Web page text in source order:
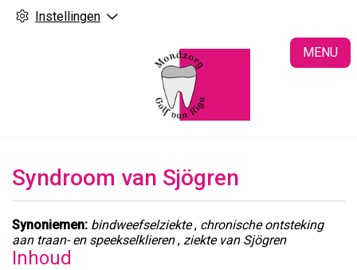
Instellingen
MENU
Syndroom van Sjögren
Synoniemen: bindweefselziekte, chronische ontsteking
aan traan- en speekselklieren, ziekte van Sjögren
Inhoud